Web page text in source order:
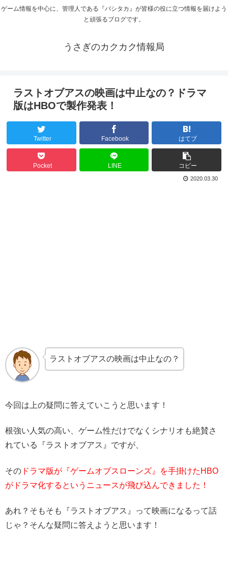
ゲーム情報を中心に、管理人である『バシタカ』が皆様の役に立つ情報を届けよう
と頑張るブログです。
うさぎのカクカク情報局
ラストオブアスの映画は中止なの？ドラマ
版はHBOで製作発表！
Twitter Facebook はてブ
Pocket LINE コピー
2020.03.30
ラストオブアスの映画は中止なの？
今回は上の疑問に答えていこうと思います！
根強い人気の高い、ゲーム性だけでなくシナリオも絶賛さ
れている『ラストオブアス』ですが、
その ドラマ版が『ゲームオブスローンズ』を手掛けたHBO
がドラマ化するというニュースが飛び込んできました！
あれ？そもそも『ラストオブアス』って映画になるって話
じゃ？そんな疑問に答えようと思います！